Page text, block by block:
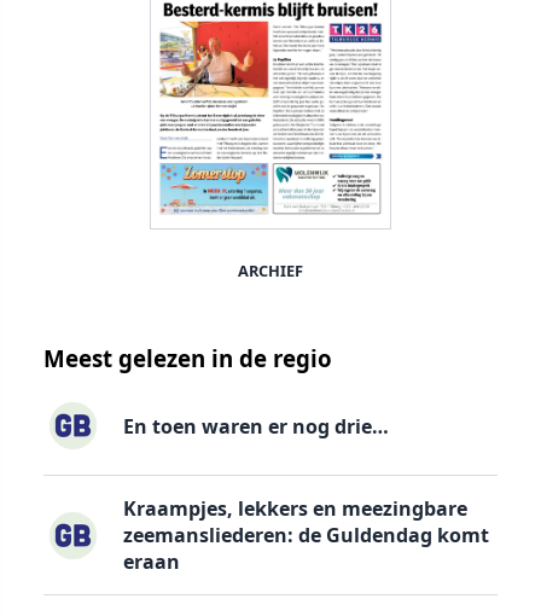
ARCHIEF
Meest gelezen in de regio
En toen waren er nog drie…
Kraampjes, lekkers en meezingbare
zeemansliederen: de Guldendag komt
eraan